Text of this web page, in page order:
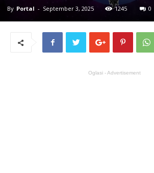
By Portal - September 3, 2025 1245 0
Oglasi - Advertisement